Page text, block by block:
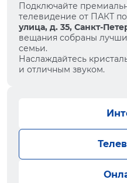
Подключайте
телевидение от ПАКТ
улица, д. 35, Санкт-
вещания собраны
семьи.
Наслаждайтесь
и отличным звуком.